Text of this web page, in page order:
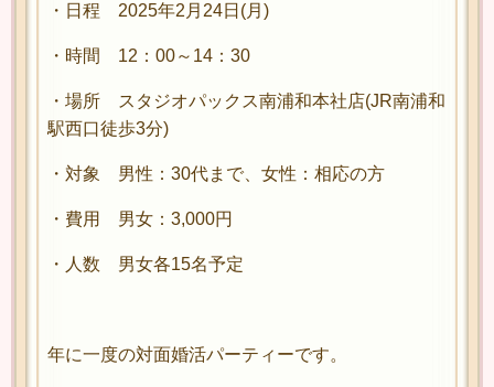
・日程 2025年2月24日(月)
・時間 12：00～14：30
・場所 スタジオパックス南浦和本社店(JR南浦和
駅西口徒歩3分)
・対象 男性：30代まで、女性：相応の方
・費用 男女：3,000円
・人数 男女各15名予定
年に一度の対面婚活パーティーです。